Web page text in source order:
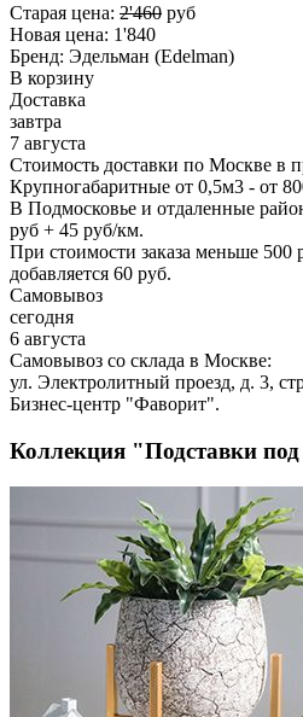
Старая цена: 2'460 руб
Новая цена: 1'840
Бренд: Эдельман (Edelman)
В корзину
Доставка
завтра
7 августа
Стоимость доставки по Москве в
Крупногабаритные от 0,5м3 - от
В Подмосковье и отдаленные
руб + 45 руб/км.
При стоимости заказа меньше 500
добавляется 60 руб.
Самовывоз
сегодня
6 августа
Самовывоз со склада в Москве:
ул. Электролитный проезд, д. 3,
Бизнес-центр "Фаворит".
Коллекция "Подставки